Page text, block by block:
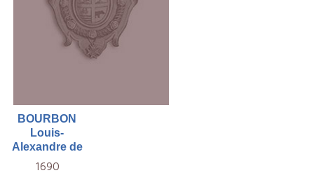
BOURBON
Louis-
Alexandre de
1690